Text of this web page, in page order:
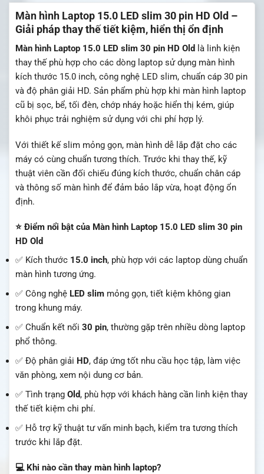
Màn hình Laptop 15.0 LED slim 30 pin HD Old –
Giải pháp thay thế tiết kiệm, hiển thị ổn định
Màn hình Laptop 15.0 LED slim 30 pin HD Old là linh kiện
thay thế phù hợp cho các dòng laptop sử dụng màn hình
kích thước 15.0 inch, công nghệ LED slim, chuẩn cáp 30 pin
và độ phân giải HD. Sản phẩm phù hợp khi màn hình laptop
cũ bị sọc, bể, tối đèn, chớp nháy hoặc hiển thị kém, giúp
khôi phục trải nghiệm sử dụng với chi phí hợp lý.
Với thiết kế slim mỏng gọn, màn hình dễ lắp đặt cho các
máy có cùng chuẩn tương thích. Trước khi thay thế, kỹ
thuật viên cần đối chiếu đúng kích thước, chuẩn chân cáp
và thông số màn hình để đảm bảo lắp vừa, hoạt động ổn
định.
⭐ Điểm nổi bật của Màn hình Laptop 15.0 LED slim 30 pin
HD Old
✅ Kích thước 15.0 inch, phù hợp với các laptop dùng chuẩn
màn hình tương ứng.
✅ Công nghệ LED slim mỏng gọn, tiết kiệm không gian
trong khung máy.
✅ Chuẩn kết nối 30 pin, thường gặp trên nhiều dòng laptop
phổ thông.
✅ Độ phân giải HD, đáp ứng tốt nhu cầu học tập, làm việc
văn phòng, xem nội dung cơ bản.
✅ Tình trạng Old, phù hợp với khách hàng cần linh kiện thay
thế tiết kiệm chi phí.
✅ Hỗ trợ kỹ thuật tư vấn minh bạch, kiểm tra tương thích
trước khi lắp đặt.
💻 Khi nào cần thay màn hình laptop?